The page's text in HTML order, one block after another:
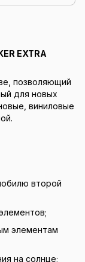
EXTRA
позволяющий
для новых
виниловые
второй
элементам
на солнце;